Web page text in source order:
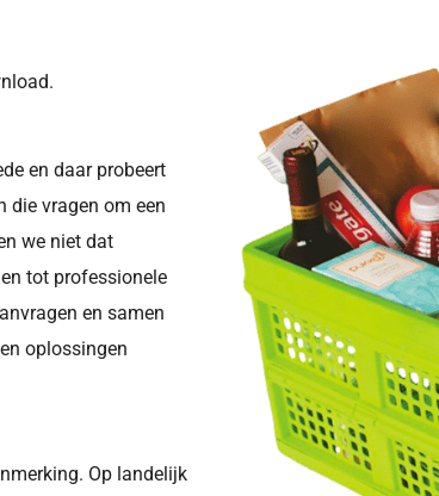
en daar probeert
die vragen om een
we niet dat
tot professionele
en samen
oplossingen
Op landelijk